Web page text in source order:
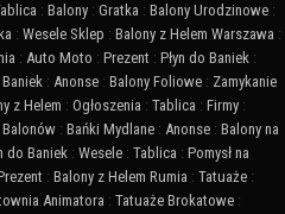
: Balony : Gratka : Balony Urodzinowe :
: Wesele Sklep : Balony z Helem Warszawa :
: Auto Moto : Prezent : Płyn do Baniek :
Baniek : Anonse : Balony Foliowe : Zamykanie
z Helem : Ogłoszenia : Tablica : Firmy :
: Bańki Mydlane : Anonse : Balony na
do Baniek : Wesele : Tablica : Pomysł na
: Balony z Helem Rumia : Tatuaże :
Animatora : Tatuaże Brokatowe :